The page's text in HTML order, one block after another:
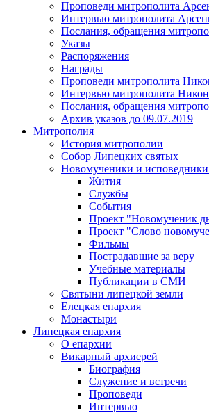
Проповеди митрополита
Интервью митрополита
Послания, обращения
Указы
Распоряжения
Награды
Проповеди митрополита
Интервью митрополита
Послания, обращения
Архив указов до 09.07.2019
Митрополия
История митрополии
Собор Липецких святых
Новомученики и
Жития
Службы
События
Проект "Новомученик
Проект "Слово
Фильмы
Пострадавшие за веру
Учебные материалы
Публикации в СМИ
Святыни липецкой земли
Елецкая епархия
Монастыри
Липецкая епархия
О епархии
Викарный архиерей
Биография
Служение и встречи
Проповеди
Интервью